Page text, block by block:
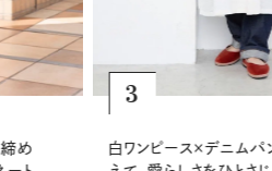
を添
4
淡いストライプワンピー